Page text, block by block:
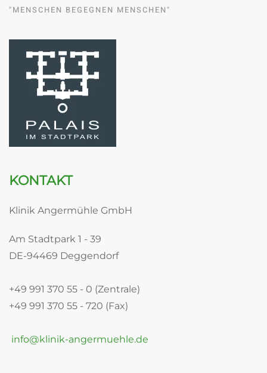
"MENSCHEN BEGEGNEN MENSCHEN"
KONTAKT
Klinik Angermühle GmbH
Am Stadtpark 1 - 39
DE-94469 Deggendorf
+49 991 370 55 - 0 (Zentrale)
+49 991 370 55 - 720 (Fax)
info@klinik-angermuehle.de